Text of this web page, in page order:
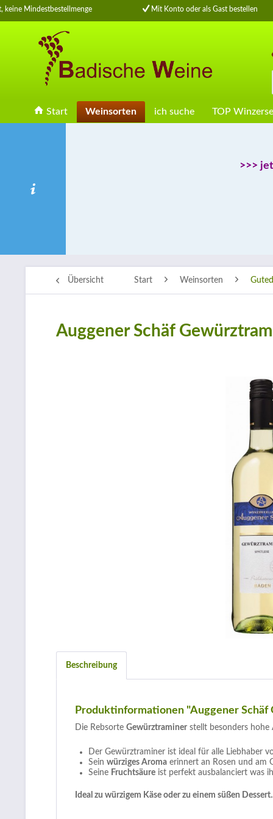
Mindestbestellmenge Mit Konto oder als Gast bestellen
Start Weinsorten ich suche TOP
>>>
Übersicht Start Weinsorten
Auggener Schäf
Beschreibung
Produktinformationen "Auggener Schäf
Die Rebsorte Gewürztraminer stellt besonders
Der Gewürztraminer ist ideal für alle Liebhaber
Sein würziges Aroma erinnert an Rosen und am
Seine Fruchtsäure ist perfekt ausbalanciert was
Ideal zu würzigem Käse oder zu einem süßen